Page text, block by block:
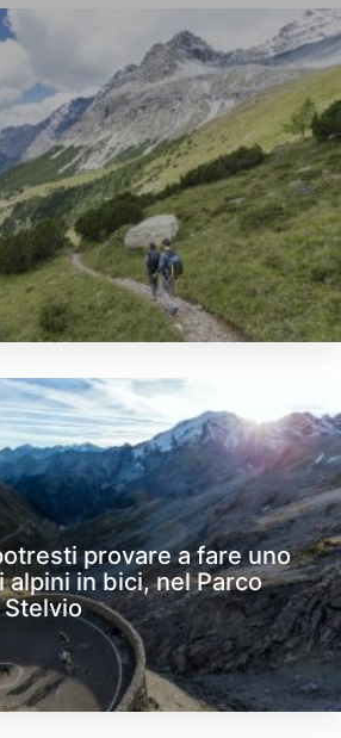
provare a fare uno
alpini in bici, nel Parco